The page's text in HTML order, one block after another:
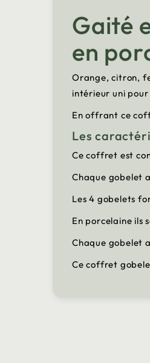
Gaité
en
Orange, citron,
intérieur uni pour
En offrant ce
Les
Ce coffret est
Chaque gobelet
Les 4 gobelets
En porcelaine ils
Chaque gobelet
Ce coffret